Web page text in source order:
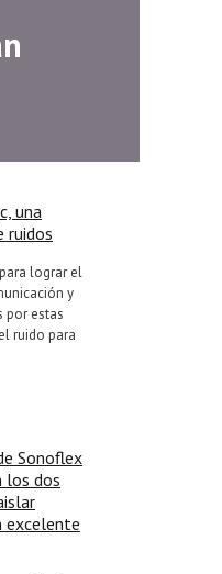
una
ruidos
lograr el
y
por estas
ruido para
Sonoflex
los dos
excelente